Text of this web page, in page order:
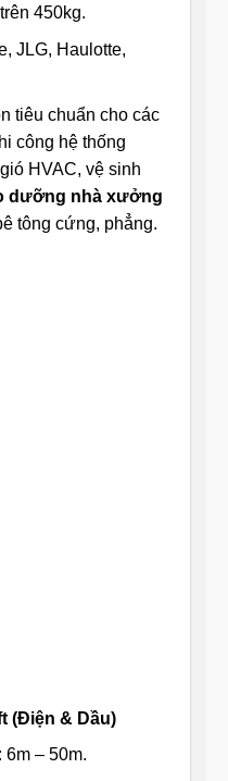
450kg.
JLG, Haulotte,
tiêu chuẩn cho các
công hệ thống
HVAC, vệ sinh
dưỡng nhà xưởng
tông cứng, phẳng.
(Điện & Dầu)
6m – 50m.